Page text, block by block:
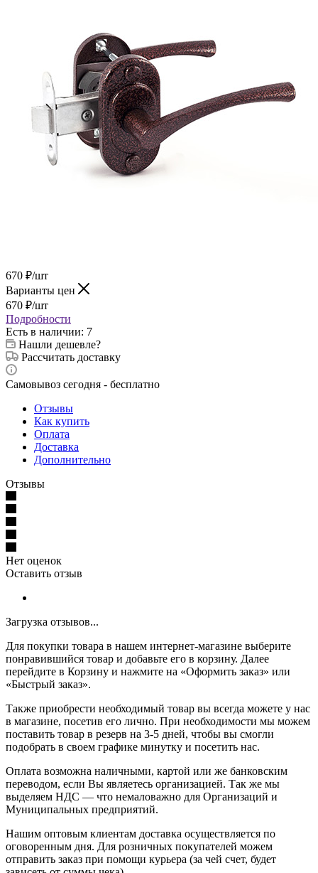
670 ₽/шт
Варианты цен
670 ₽/шт
Подробности
Есть в наличии: 7
Нашли дешевле?
Рассчитать доставку
Самовывоз сегодня - бесплатно
Отзывы
Как купить
Оплата
Доставка
Дополнительно
Отзывы
Нет оценок
Оставить отзыв
Загрузка отзывов...
Для покупки товара в нашем интернет-магазине выберите
понравившийся товар и добавьте его в корзину. Далее
перейдите в Корзину и нажмите на «Оформить заказ» или
«Быстрый заказ».
Также приобрести необходимый товар вы всегда можете у нас
в магазине, посетив его лично. При необходимости мы можем
поставить товар в резерв на 3-5 дней, чтобы вы смогли
подобрать в своем графике минутку и посетить нас.
Оплата возможна наличными, картой или же банковским
переводом, если Вы являетесь организацией. Так же мы
выделяем НДС — что немаловажно для Организаций и
Муниципальных предприятий.
Нашим оптовым клиентам доставка осуществляется по
оговоренным дня. Для розничных покупателей можем
отправить заказ при помощи курьера (за чей счет, будет